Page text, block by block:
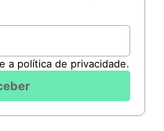
a política de privacidade.